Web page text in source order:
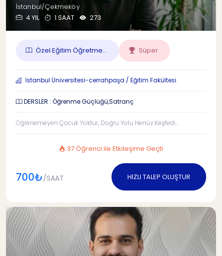
İstanbul/Çekmeköy
4 YIL
1 SAAT 273
Özel Eğitim Öğretme... Süper
İstanbul Üniversitesi-cerrahpaşa / Eğitim Fakültesi
DERSLER : Öğrenme Güçlüğü,Satranç
Öğrenemeyen Çocuk Yoktur, Doğru Yolu Henüz Keşfedi...
37 Öğrenci ile Etkileşime Geçti
700₺/SAAT HIZLI TALEP OLUŞTUR